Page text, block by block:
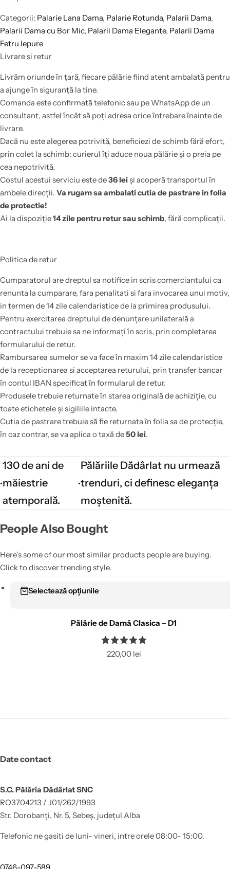
Categorii: Palarie Lana Dama, Palarie Rotunda, Palarii Dama,
Palarii Dama cu Bor Mic, Palarii Dama Elegante, Palarii Dama
Fetru Iepure
Livrare si retur
Livrăm oriunde în țară, fiecare pălărie fiind atent ambalată pentru
a ajunge în siguranță la tine.
Comanda este confirmată telefonic sau pe WhatsApp de un
consultant, astfel încât să poți adresa orice întrebare înainte de
livrare.
Dacă nu este alegerea potrivită, beneficiezi de schimb fără efort,
prin colet la schimb: curierul îți aduce noua pălărie și o preia pe
cea nepotrivită.
Costul acestui serviciu este de36 leiși acoperă transportul în
ambele direcții. Va rugam sa ambalati cutia de pastrare in folia
de protectie!
Ai la dispoziție14 zile pentru retur sau schimb, fără complicații.
Politica de retur
Cumparatorul are dreptul sa notifice in scris comerciantului ca
renunta la cumparare, fara penalitati si fara invocarea unui motiv,
in termen de 14 zile calendaristice de la primirea produsului.
Pentru exercitarea dreptului de denunțare unilaterală a
contractului trebuie sa ne informați în scris, prin completarea
formularului de retur.
Rambursarea sumelor se va face în maxim 14 zile calendaristice
de la receptionarea si acceptarea returului, prin transfer bancar
în contul IBAN specificat în formularul de retur.
Produsele trebuie returnate în starea originală de achiziție, cu
toate etichetele și sigiliile intacte.
Cutia de pastrare trebuie să fie returnata în folia sa de protecție,
în caz contrar, se va aplica o taxă de50 lei.
130 de ani de
măiestrie
atemporală.
Pălăriile Dădârlat nu urmează
trenduri, ci definesc eleganța
moștenită.
People Also Bought
Here’s some of our most similar products people are buying.
Click to discover trending style.
Selectează opțiunile
Pălărie de Damă Clasica – D1
220,00 lei
Date contact
S.C. Pălăria Dădârlat SNC
RO3704213 / J01/262/1993
Str. Dorobanți, Nr. 5, Sebeș, județul Alba
Telefonic ne gasiti de luni- vineri, intre orele 08:00- 15:00.